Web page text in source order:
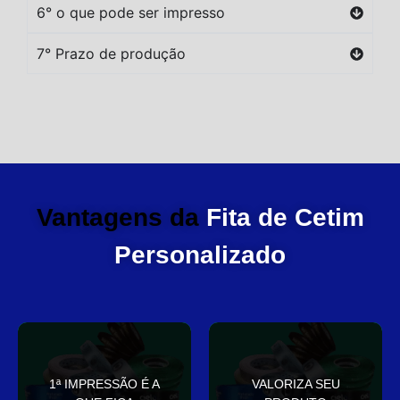
6° o que pode ser impresso
7° Prazo de produção
Vantagens da Fita de Cetim
Personalizado
1ª IMPRESSÃO É A
Sua embalagem fala por
você
VALORIZA SEU
que deixa sua embalagem
elegante